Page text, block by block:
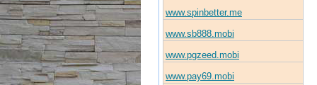
www.spinbetter.me
www.sb888.mobi
www.pgzeed.mobi
www.pay69.mobi